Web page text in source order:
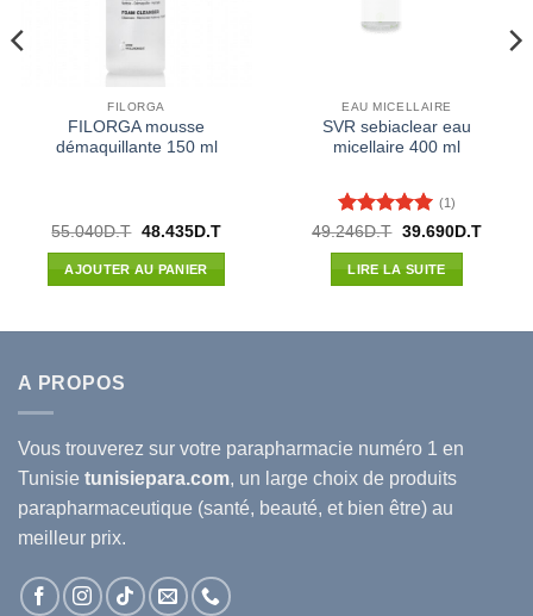
FILORGA
FILORGA mousse
démaquillante 150 ml
55.040D.T Le
initial
était :
55.040D.T.
48.435D.TLe
48.435D.T.
AJOUTER AU PANIER
EAU MICELLAIRE
SVR sebiaclear eau
micellaire 400 ml
Note5 sur
5
(1)
49.246D.T Le
initial
était :
49.246D.T.
39.690D.TLe
LIRE LA SUITE
A PROPOS
Vous trouverez sur votre parapharmacie numéro 1 en
Tunisie tunisiepara.com, un large choix de produits
parapharmaceutique (santé, beauté, et bien être) au
meilleur prix.